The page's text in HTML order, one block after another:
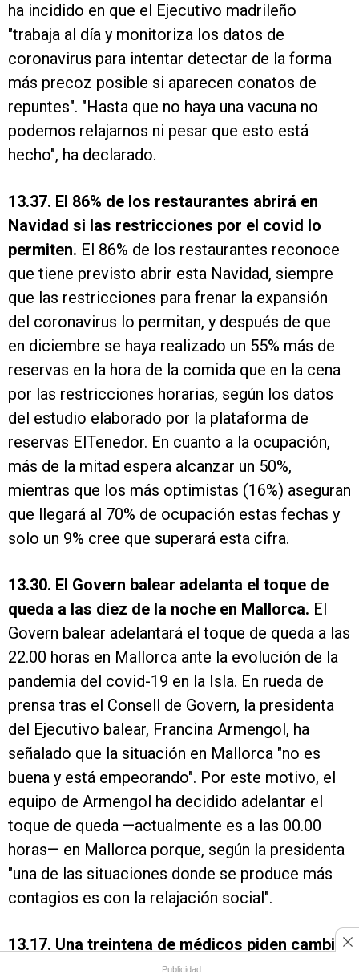
ha incidido en que el Ejecutivo madrileño
"trabaja al día y monitoriza los datos de
coronavirus para intentar detectar de la forma
más precoz posible si aparecen conatos de
repuntes". "Hasta que no haya una vacuna no
podemos relajarnos ni pesar que esto está
hecho", ha declarado.
13.37. El 86% de los restaurantes abrirá en
Navidad si las restricciones por el covid lo
permiten. El 86% de los restaurantes reconoce
que tiene previsto abrir esta Navidad, siempre
que las restricciones para frenar la expansión
del coronavirus lo permitan, y después de que
en diciembre se haya realizado un 55% más de
reservas en la hora de la comida que en la cena
por las restricciones horarias, según los datos
del estudio elaborado por la plataforma de
reservas ElTenedor. En cuanto a la ocupación,
más de la mitad espera alcanzar un 50%,
mientras que los más optimistas (16%) aseguran
que llegará al 70% de ocupación estas fechas y
solo un 9% cree que superará esta cifra.
13.30. El Govern balear adelanta el toque de
queda a las diez de la noche en Mallorca. El
Govern balear adelantará el toque de queda a las
22.00 horas en Mallorca ante la evolución de la
pandemia del covid-19 en la Isla. En rueda de
prensa tras el Consell de Govern, la presidenta
del Ejecutivo balear, Francina Armengol, ha
señalado que la situación en Mallorca "no es
buena y está empeorando". Por este motivo, el
equipo de Armengol ha decidido adelantar el
toque de queda —actualmente es a las 00.00
horas— en Mallorca porque, según la presidenta
"una de las situaciones donde se produce más
contagios es con la relajación social".
13.17. Una treintena de médicos piden cambiar
el debate sobre eutanasia por el del estado de
Publicidad